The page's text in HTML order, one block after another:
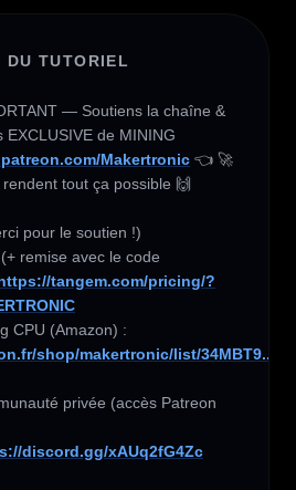
DU TUTORIEL
— Soutiens la chaîne &
de MINING
Makertronic 👈 🚀
tout ça possible 🙌
pour le soutien !)
remise avec le code
tangem.com/pricing/?
shop/makertronic/list/34MBT9...
privée (accès Patreon
discord.gg/xAUq2fG4Zc